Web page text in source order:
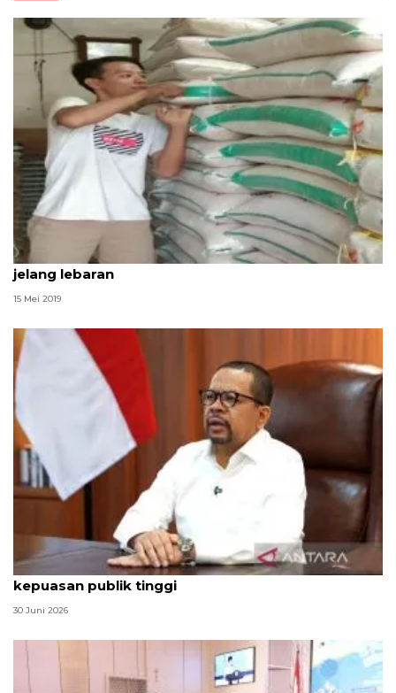
Stok komoditas pangan di Bandarlampung aman
jelang lebaran
15 Mei 2019
Qodari: Pemerintah tak puas diri meski tingkat
kepuasan publik tinggi
30 Juni 2026